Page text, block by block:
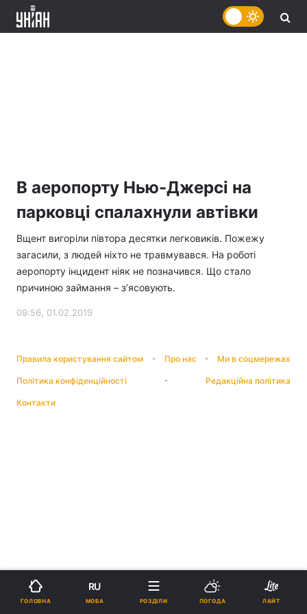
В аеропорту Нью-Джерсі на
парковці спалахнули автівки
Вщент вигоріли півтора десятки легковиків. Пожежу
загасили, з людей ніхто не травмувався. На роботі
аеропорту інцидент ніяк не позначився. Що стало
причиною займання – з’ясовують.
09:56, 01.02.2019
Правила користування сайтом Про нас Ми в соцмережах
Політика конфіденційності Редакційна політика
Контакти
ГОЛОВНА
RU
МОВА РОЗДІЛИ ПОГОДА ЛАЙТ